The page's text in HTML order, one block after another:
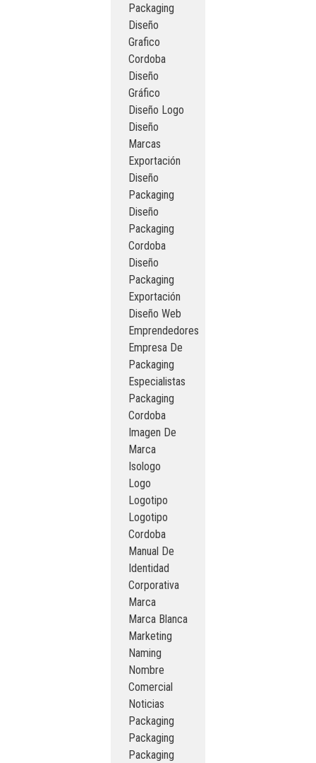
Packaging
Diseño
Grafico
Cordoba
Diseño
Gráfico
Diseño Logo
Diseño
Marcas
Exportación
Diseño
Packaging
Diseño
Packaging
Cordoba
Diseño
Packaging
Exportación
Diseño Web
Emprendedores
Empresa De
Packaging
Especialistas
Packaging
Cordoba
Imagen De
Marca
Isologo
Logo
Logotipo
Logotipo
Cordoba
Manual De
Identidad
Corporativa
Marca
Marca Blanca
Marketing
Naming
Nombre
Comercial
Noticias
Packaging
Packaging
Packaging